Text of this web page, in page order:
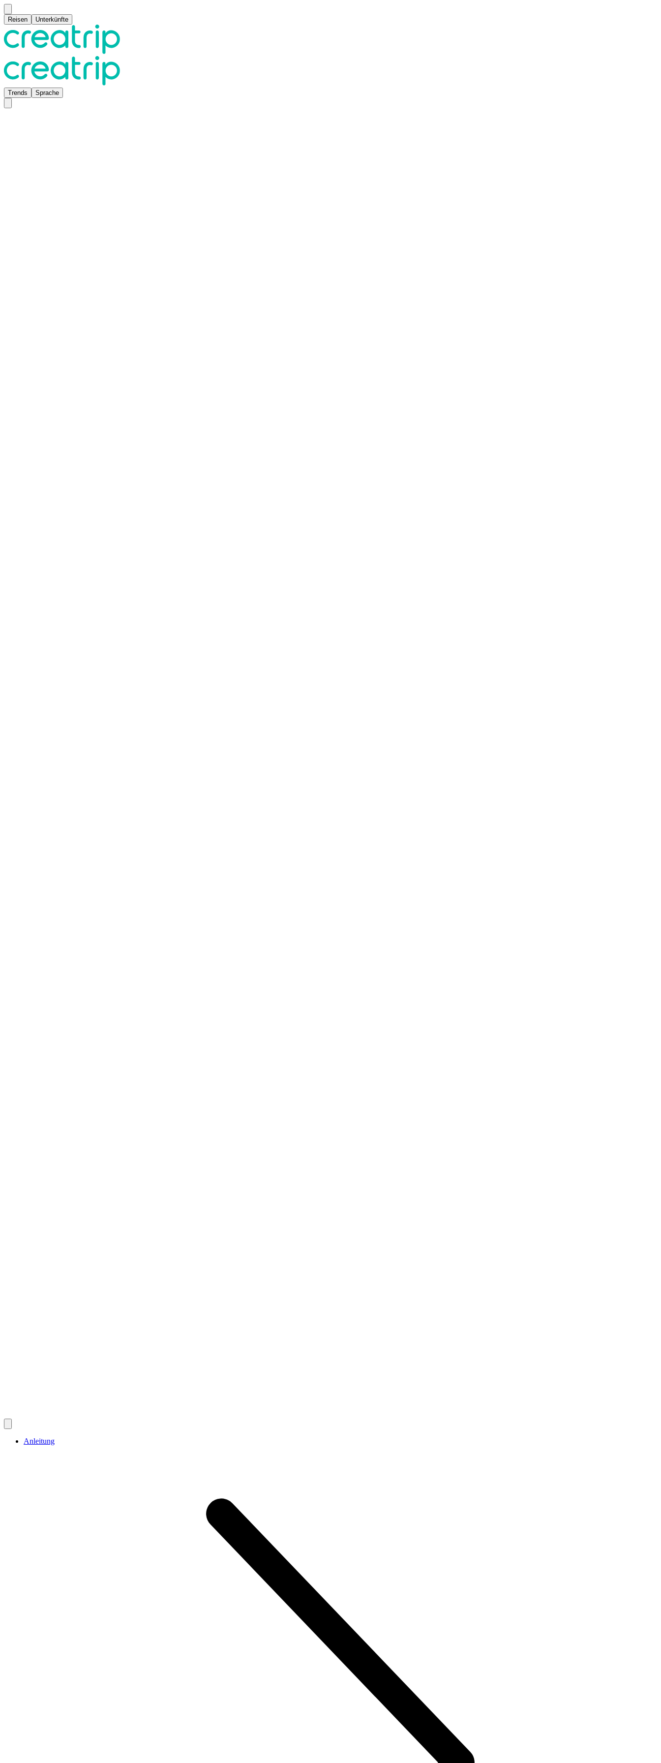
Reisen Unterkünfte
Trends Sprache
Anleitung